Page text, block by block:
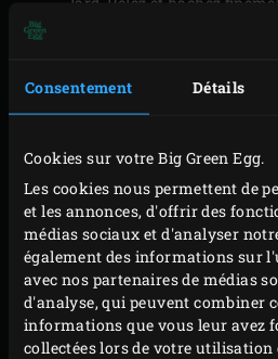
Consentement Détails
Cookies sur votre Big Green Egg.
Les cookies nous permettent de
et les annonces, d'offrir des
médias sociaux et d'analyser
également des informations sur
avec nos partenaires de médias
d'analyse, qui peuvent combiner
informations que vous leur avez
collectées lors de votre utilisation
hachez-les finement.
décorez avec la coriandre.
Badigeonnez les crevettes
avec votre mélange huile
brochettes sur le grille en